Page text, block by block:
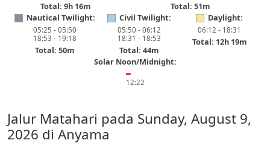
Total: 9h 16m
Total: 51m
Nautical Twilight:
05:25 - 05:50
18:53 - 19:18
Total: 50m
Civil Twilight:
05:50 - 06:12
18:31 - 18:53
Total: 44m
Daylight:
06:12 - 18:31
Total: 12h 19m
Solar Noon/Midnight:
━
12:22
Jalur Matahari pada Sunday, August 9,
2026 di Anyama